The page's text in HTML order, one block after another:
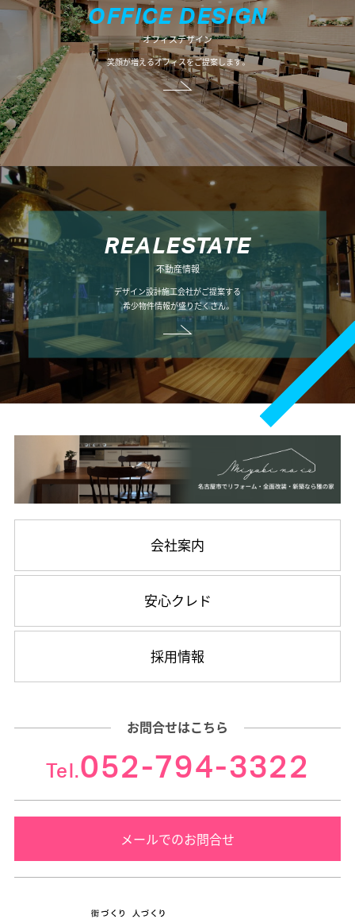
OFFICE DESIGN
オフィスデザイン
笑顔が増えるオフィスをご提案します。
REALESTATE
不動産情報
デザイン設計施工会社がご提案する
希少物件情報が盛りだくさん。
会社案内
安心クレド
採用情報
お問合せはこちら
Tel.052-794-3322
メールでのお問合せ